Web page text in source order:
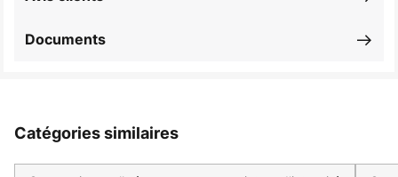
Documents
Catégories similaires